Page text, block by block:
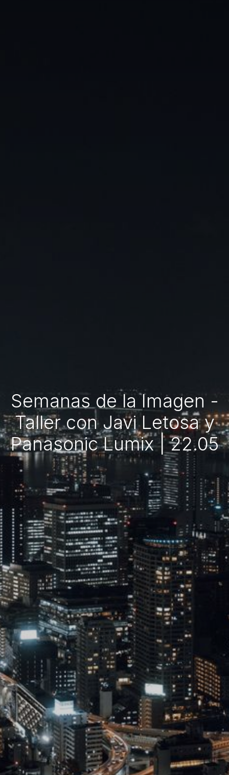
Semanas de la Imagen -
Taller con Javi Letosa y
Panasonic Lumix | 22.05